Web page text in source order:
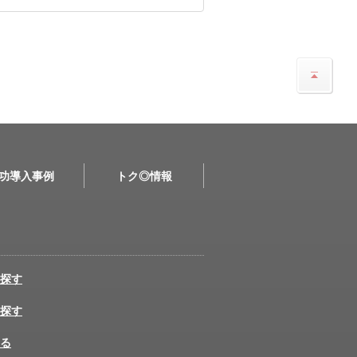
導入事例 トク◎情報
す
す